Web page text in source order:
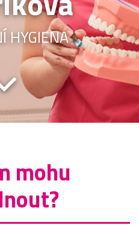
HYGIENA
mohu